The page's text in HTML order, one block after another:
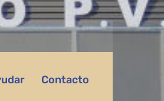
Contacto